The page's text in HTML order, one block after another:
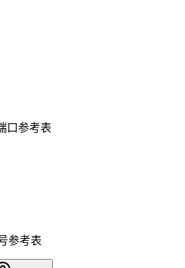
口参考表
参考表